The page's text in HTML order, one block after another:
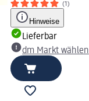
(1)
Hinweise
Lieferbar
dm Markt wählen